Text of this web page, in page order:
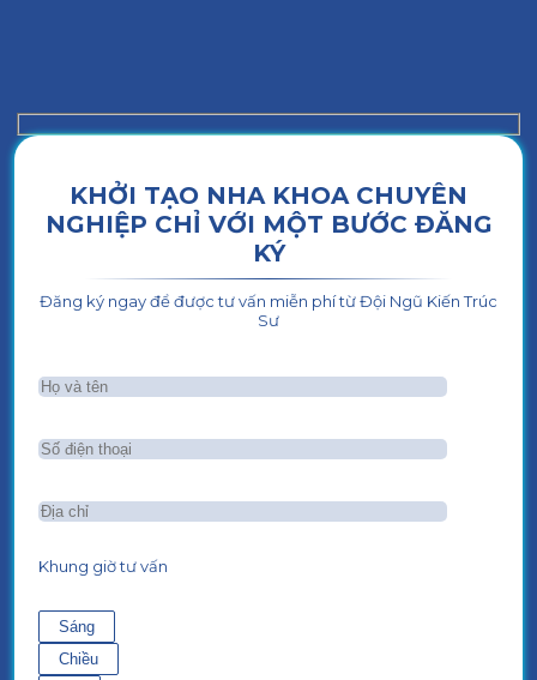
KHỞI TẠO NHA KHOA CHUYÊN
NGHIỆP CHỈ VỚI MỘT BƯỚC ĐĂNG
KÝ
Đăng ký ngay để được tư vấn miễn phí từ Đội Ngũ Kiến Trúc
Sư
Khung giờ tư vấn
Sáng
Chiều